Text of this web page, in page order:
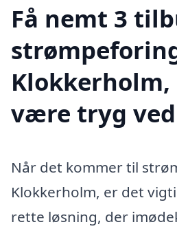
Få nemt 3
Klokkerholm,
være tryg ved
Når det kommer til
Klokkerholm, er det
rette løsning, der